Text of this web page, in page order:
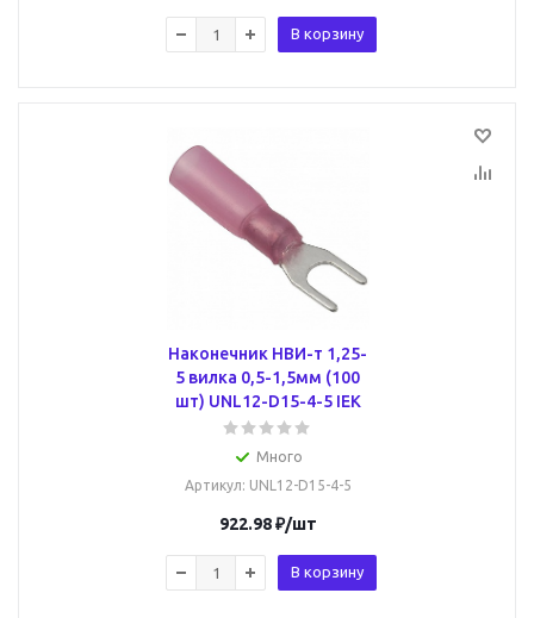
В корзину
Наконечник НВИ-т 1,25-
5 вилка 0,5-1,5мм (100
шт) UNL12-D15-4-5 IEK
Много
Артикул: UNL12-D15-4-5
922.98₽/шт
В корзину